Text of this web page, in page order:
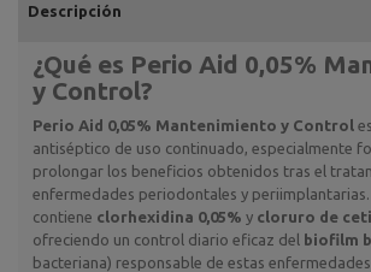
Descripción
¿Qué es Perio Aid 0,05%
y Control?
Perio Aid 0,05% Mantenimiento y Control
antiséptico de uso continuado, especialmente
prolongar los beneficios obtenidos tras el
enfermedades periodontales y
contiene clorhexidina 0,05% y cloruro de
ofreciendo un control diario eficaz del
biofilm
bacteriana) responsable de estas